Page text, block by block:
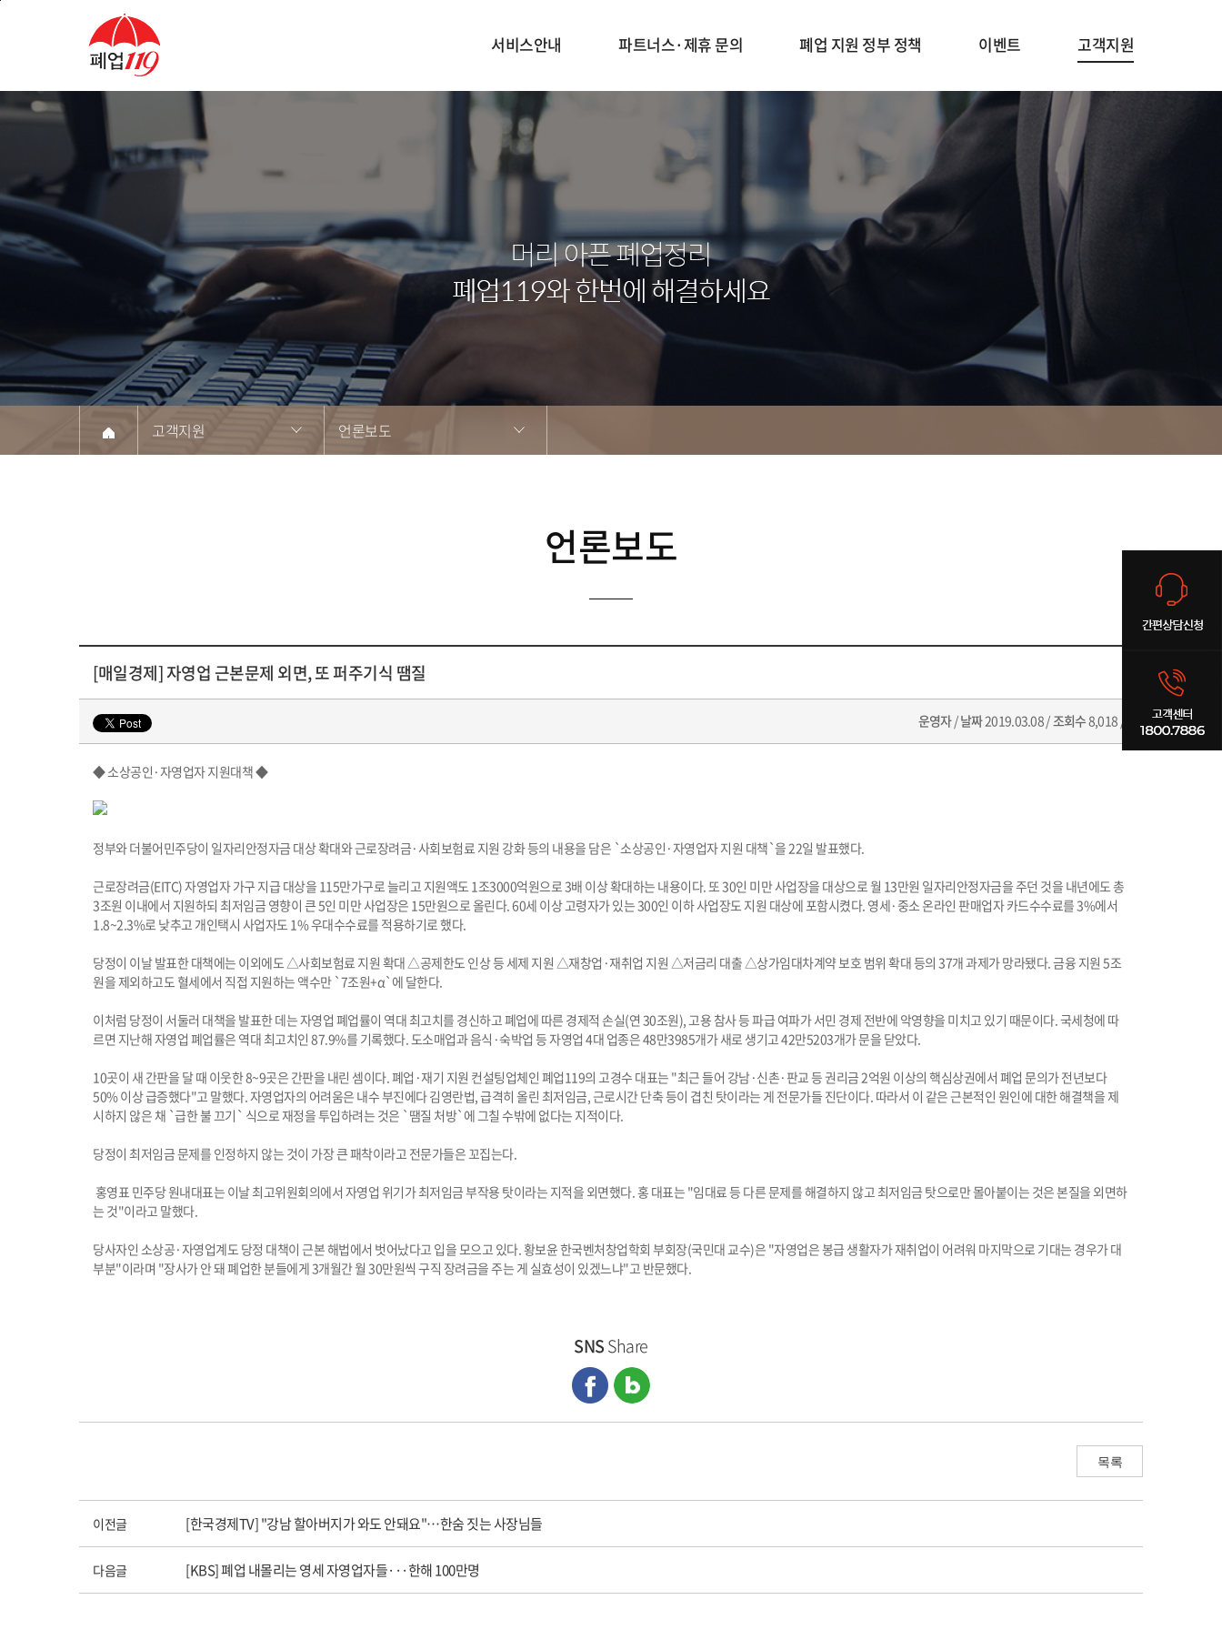
서비스안내 파트너스·제휴 문의 폐업 지원 정부 정책 이벤트 고객지원
고객지원 언론보도
언론보도
[매일경제] 자영업 근본문제 외면, 또 퍼주기식 땜질
운영자/날짜2019.03.08 /조회수8,018 /
◆ 소상공인·자영업자 지원대책 ◆
정부와 더불어민주당이 일자리안정자금 대상 확대와 근로장려금·사회보험료 지원 강화 등의 내용을 담은 `소상공인·자영업자 지원 대책`을 22일 발표했다.
근로장려금(EITC) 자영업자 가구 지급 대상을 115만가구로 늘리고 지원액도 1조3000억원으로 3배 이상 확대하는 내용이다. 또 30인 미만 사업장을 대상으로 월 13만원 일자리안정자금을 주던 것을 내년에도 총
3조원 이내에서 지원하되 최저임금 영향이 큰 5인 미만 사업장은 15만원으로 올린다. 60세 이상 고령자가 있는 300인 이하 사업장도 지원 대상에 포함시켰다. 영세·중소 온라인 판매업자 카드수수료를 3%에서
1.8~2.3%로 낮추고 개인택시 사업자도 1% 우대수수료를 적용하기로 했다.
당정이 이날 발표한 대책에는 이외에도 △사회보험료 지원 확대 △공제한도 인상 등 세제 지원 △재창업·재취업 지원 △저금리 대출 △상가임대차계약 보호 범위 확대 등의 37개 과제가 망라됐다. 금융 지원 5조
원을 제외하고도 혈세에서 직접 지원하는 액수만 `7조원+α`에 달한다.
이처럼 당정이 서둘러 대책을 발표한 데는 자영업 폐업률이 역대 최고치를 경신하고 폐업에 따른 경제적 손실(연 30조원), 고용 참사 등 파급 여파가 서민 경제 전반에 악영향을 미치고 있기 때문이다. 국세청에 따
르면 지난해 자영업 폐업률은 역대 최고치인 87.9%를 기록했다. 도소매업과 음식·숙박업 등 자영업 4대 업종은 48만3985개가 새로 생기고 42만5203개가 문을 닫았다.
10곳이 새 간판을 달 때 이웃한 8~9곳은 간판을 내린 셈이다. 폐업·재기 지원 컨설팅업체인 폐업119의 고경수 대표는 "최근 들어 강남·신촌·판교 등 권리금 2억원 이상의 핵심상권에서 폐업 문의가 전년보다
50% 이상 급증했다"고 말했다. 자영업자의 어려움은 내수 부진에다 김영란법, 급격히 올린 최저임금, 근로시간 단축 등이 겹친 탓이라는 게 전문가들 진단이다. 따라서 이 같은 근본적인 원인에 대한 해결책을 제
시하지 않은 채 `급한 불 끄기` 식으로 재정을 투입하려는 것은 `땜질 처방`에 그칠 수밖에 없다는 지적이다.
당정이 최저임금 문제를 인정하지 않는 것이 가장 큰 패착이라고 전문가들은 꼬집는다.
홍영표 민주당 원내대표는 이날 최고위원회의에서 자영업 위기가 최저임금 부작용 탓이라는 지적을 외면했다. 홍 대표는 "임대료 등 다른 문제를 해결하지 않고 최저임금 탓으로만 몰아붙이는 것은 본질을 외면하
는 것"이라고 말했다.
당사자인 소상공·자영업계도 당정 대책이 근본 해법에서 벗어났다고 입을 모으고 있다. 황보윤 한국벤처창업학회 부회장(국민대 교수)은 "자영업은 봉급 생활자가 재취업이 어려워 마지막으로 기대는 경우가 대
부분"이라며 "장사가 안 돼 폐업한 분들에게 3개월간 월 30만원씩 구직 장려금을 주는 게 실효성이 있겠느냐"고 반문했다.
SNSShare
목록
이전글 [한국경제TV] "강남 할아버지가 와도 안돼요"…한숨 짓는 사장님들
다음글 [KBS] 폐업 내몰리는 영세 자영업자들···한해 100만명